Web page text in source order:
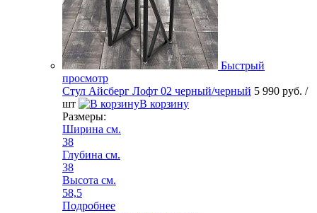
Быстрый
просмотр
Стул Айсберг Лофт 02 черный/черный 5 990 руб. /
шт
В корзину
Размеры:
Ширина см.
38
Глубина см.
38
Высота см.
58,5
Подробнее